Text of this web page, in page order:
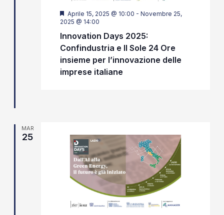
Segnalati
Aprile 15, 2025 @ 10:00 - Novembre 25,
2025 @ 14:00
Innovation Days 2025:
Confindustria e Il Sole 24 Ore
insieme per l’innovazione delle
imprese italiane
MAR
25